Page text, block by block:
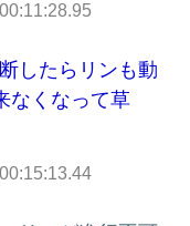
したらリンも動
なくなって草